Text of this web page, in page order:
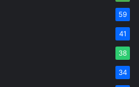
59
41
38
34